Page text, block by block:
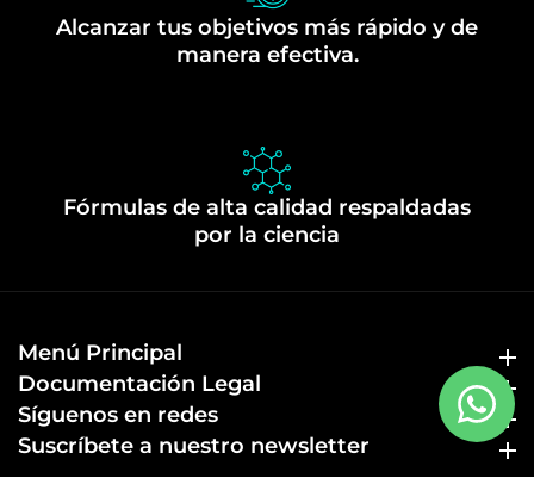
Alcanzar tus objetivos más rápido y de
manera efectiva.
Fórmulas de alta calidad respaldadas
por la ciencia
Menú Principal
Documentación LegalDocumentación Legal
Síguenos en redesSíguenos en redes
Suscríbete a nuestro newsletter
Suscríbete a nuestro newsletter